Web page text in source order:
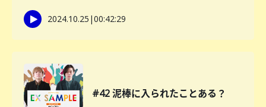
2024.10.25 |00:42:29
#42 泥棒に入られたことある？